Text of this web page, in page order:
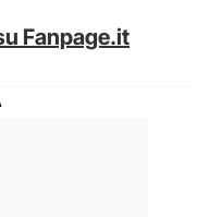
Fanpage.it